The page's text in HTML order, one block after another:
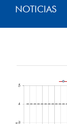
NOTICIAS